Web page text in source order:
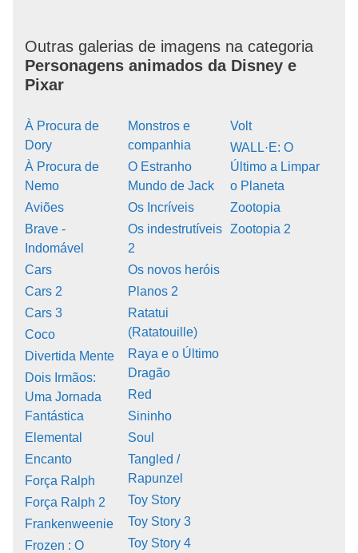
Outras galerias de imagens na categoria
Personagens animados da Disney e
Pixar
À Procura de
Dory
À Procura de
Nemo
Aviões
Brave -
Indomável
Cars
Cars 2
Cars 3
Coco
Divertida Mente
Dois Irmãos:
Uma Jornada
Fantástica
Elemental
Encanto
Força Ralph
Força Ralph 2
Frankenweenie
Frozen : O
Monstros e
companhia
O Estranho
Mundo de Jack
Os Incríveis
Os indestrutíveis
2
Os novos heróis
Planos 2
Ratatui
(Ratatouille)
Raya e o Último
Dragão
Red
Sininho
Soul
Tangled /
Rapunzel
Toy Story
Toy Story 3
Toy Story 4
Volt
WALL·E: O
Último a Limpar
o Planeta
Zootopia
Zootopia 2